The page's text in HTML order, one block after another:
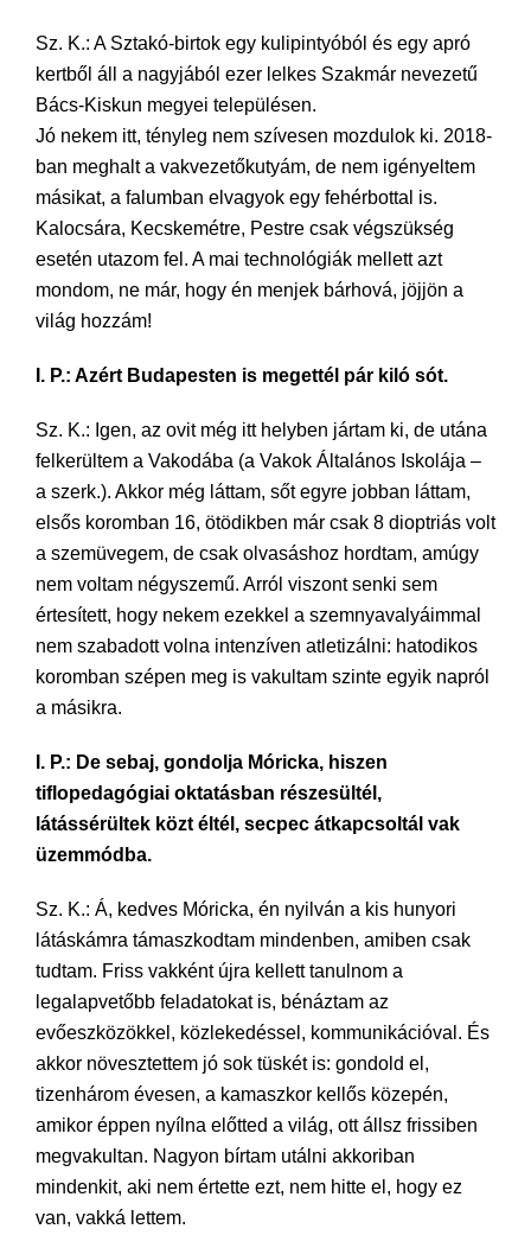
Sz. K.: A Sztakó-birtok egy kulipintyóból és egy apró
kertből áll a nagyjából ezer lelkes Szakmár nevezetű
Bács-Kiskun megyei településen.
Jó nekem itt, tényleg nem szívesen mozdulok ki. 2018-
ban meghalt a vakvezetőkutyám, de nem igényeltem
másikat, a falumban elvagyok egy fehérbottal is.
Kalocsára, Kecskemétre, Pestre csak végszükség
esetén utazom fel. A mai technológiák mellett azt
mondom, ne már, hogy én menjek bárhová, jöjjön a
világ hozzám!
I. P.: Azért Budapesten is megettél pár kiló sót.
Sz. K.: Igen, az ovit még itt helyben jártam ki, de utána
felkerültem a Vakodába (a Vakok Általános Iskolája –
a szerk.). Akkor még láttam, sőt egyre jobban láttam,
elsős koromban 16, ötödikben már csak 8 dioptriás volt
a szemüvegem, de csak olvasáshoz hordtam, amúgy
nem voltam négyszemű. Arról viszont senki sem
értesített, hogy nekem ezekkel a szemnyavalyáimmal
nem szabadott volna intenzíven atletizálni: hatodikos
koromban szépen meg is vakultam szinte egyik napról
a másikra.
I. P.: De sebaj, gondolja Móricka, hiszen
tiflopedagógiai oktatásban részesültél,
látássérültek közt éltél, secpec átkapcsoltál vak
üzemmódba.
Sz. K.: Á, kedves Móricka, én nyilván a kis hunyori
látáskámra támaszkodtam mindenben, amiben csak
tudtam. Friss vakként újra kellett tanulnom a
legalapvetőbb feladatokat is, bénáztam az
evőeszközökkel, közlekedéssel, kommunikációval. És
akkor növesztettem jó sok tüskét is: gondold el,
tizenhárom évesen, a kamaszkor kellős közepén,
amikor éppen nyílna előtted a világ, ott állsz frissiben
megvakultan. Nagyon bírtam utálni akkoriban
mindenkit, aki nem értette ezt, nem hitte el, hogy ez
van, vakká lettem.